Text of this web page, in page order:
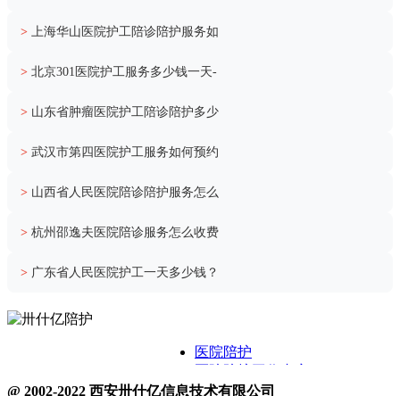
> 上海华山医院护工陪诊陪护服务如
> 北京301医院护工服务多少钱一天-
> 山东省肿瘤医院护工陪诊陪护多少
> 武汉市第四医院护工服务如何预约
> 山西省人民医院陪诊陪护服务怎么
> 杭州邵逸夫医院陪诊服务怎么收费
> 广东省人民医院护工一天多少钱？
医院陪护
关于卅什亿
@ 2002-2022 西安卅什亿信息技术有限公司